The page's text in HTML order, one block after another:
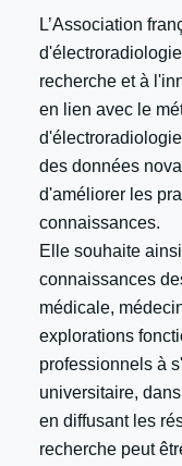
L’Association
recherche et à
en lien avec le
des données
d'améliorer les
connaissances.
Elle souhaite
connaissances
médicale,
explorations
professionnels à
universitaire,
en diffusant les
recherche peut